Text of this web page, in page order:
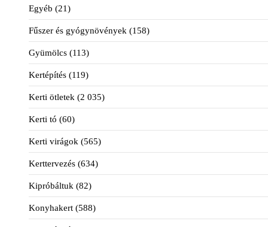
Egyéb (21)
Fűszer és gyógynövények (158)
Gyümölcs (113)
Kertépítés (119)
Kerti ötletek (2 035)
Kerti tó (60)
Kerti virágok (565)
Kerttervezés (634)
Kipróbáltuk (82)
Konyhakert (588)